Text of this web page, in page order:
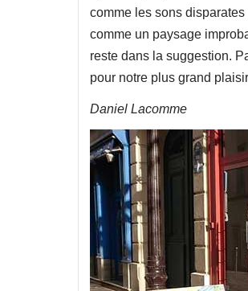
comme les sons
comme un paysage
reste dans la suggestion.
pour notre plus grand
Daniel Lacomme